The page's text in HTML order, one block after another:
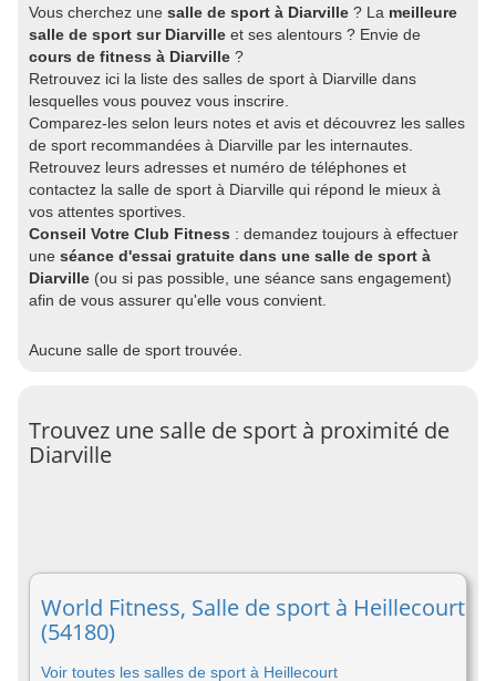
Vous cherchez une salle de sport à Diarville ? La meilleure
salle de sport sur Diarville et ses alentours ? Envie de
cours de fitness à Diarville ?
Retrouvez ici la liste des salles de sport à Diarville dans
lesquelles vous pouvez vous inscrire.
Comparez-les selon leurs notes et avis et découvrez les salles
de sport recommandées à Diarville par les internautes.
Retrouvez leurs adresses et numéro de téléphones et
contactez la salle de sport à Diarville qui répond le mieux à
vos attentes sportives.
Conseil Votre Club Fitness : demandez toujours à effectuer
une séance d'essai gratuite dans une salle de sport à
Diarville (ou si pas possible, une séance sans engagement)
afin de vous assurer qu'elle vous convient.
Aucune salle de sport trouvée.
Trouvez une salle de sport à proximité de
Diarville
World Fitness, Salle de sport à Heillecourt
(54180)
Voir toutes les salles de sport à Heillecourt